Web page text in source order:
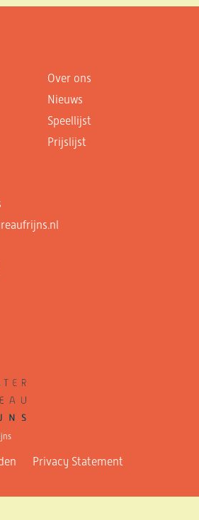
Over ons
Nieuws
Speellijst
Prijslijst
Privacy Statement